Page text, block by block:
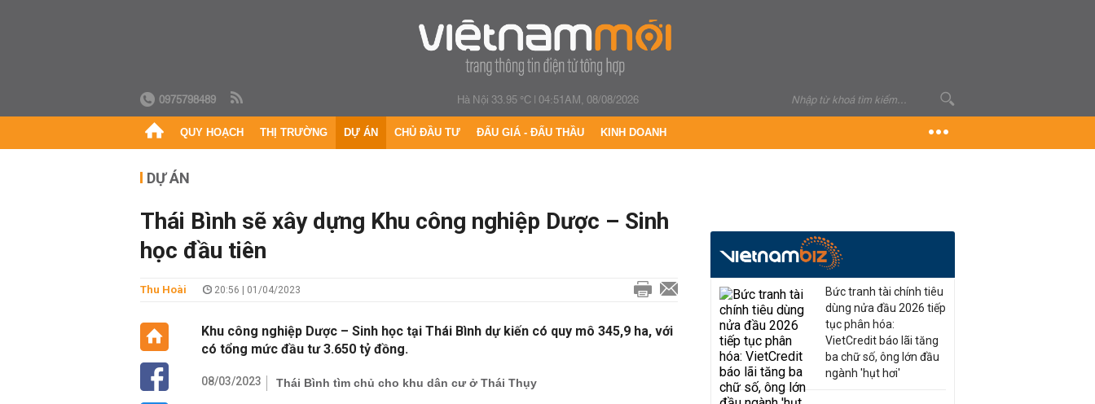
0975798489 Hà Nội 33.95 °C|04:51AM, 08/08/2026
QUY HOẠCH THỊ TRƯỜNG DỰ ÁN CHỦ ĐẦU TƯ ĐẤU GIÁ - ĐẤU THẦU KINH DOANH
DỰ ÁN
Thái Bình sẽ xây dựng Khu công nghiệp Dược – Sinh
học đầu tiên
Thu Hoài 20:56 | 01/04/2023
Khu công nghiệp Dược – Sinh học tại Thái Bình dự kiến có quy mô 345,9 ha, với
có tổng mức đầu tư 3.650 tỷ đồng.
08/03/2023 Thái Bình tìm chủ cho khu dân cư ở Thái Thụy
Bức tranh tài chính tiêu
dùng nửa đầu 2026 tiếp
tục phân hóa:
VietCredit báo lãi tăng
ba chữ số, ông lớn đầu
ngành 'hụt hơi'